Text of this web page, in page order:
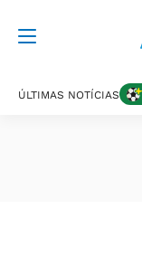
ÚLTIMAS NOTÍCIAS